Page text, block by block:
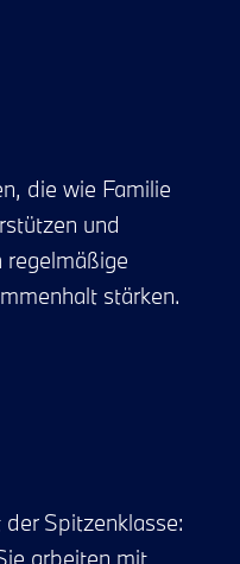
die wie Familie
und
regelmäßige
stärken.
Spitzenklasse:
arbeiten mit